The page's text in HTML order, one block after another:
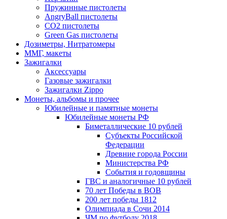
Пружинные пистолеты
AngryBall пистолеты
CO2 пистолеты
Green Gas пистолеты
Дозиметры, Нитратомеры
ММГ, макеты
Зажигалки
Аксессуары
Газовые зажигалки
Зажигалки Zippo
Монеты, альбомы и прочее
Юбилейные и памятные монеты
Юбилейные монеты РФ
Биметаллические 10 рублей
Субъекты Российской
Федерации
Древние города России
Министерства РФ
События и годовщины
ГВС и аналогичные 10 рублей
70 лет Победы в ВОВ
200 лет победы 1812
Олимпиада в Сочи 2014